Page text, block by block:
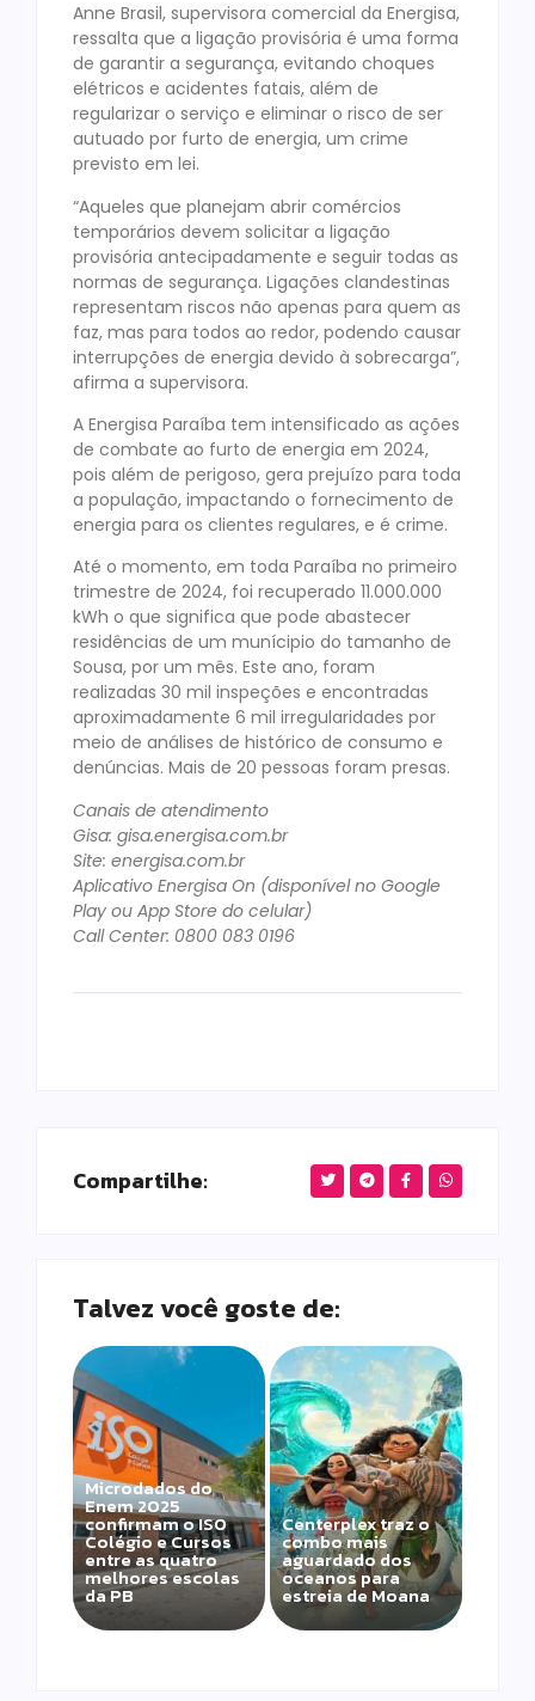
Anne Brasil, supervisora comercial da Energisa,
ressalta que a ligação provisória é uma forma
de garantir a segurança, evitando choques
elétricos e acidentes fatais, além de
regularizar o serviço e eliminar o risco de ser
autuado por furto de energia, um crime
previsto em lei.
“Aqueles que planejam abrir comércios
temporários devem solicitar a ligação
provisória antecipadamente e seguir todas as
normas de segurança. Ligações clandestinas
representam riscos não apenas para quem as
faz, mas para todos ao redor, podendo causar
interrupções de energia devido à sobrecarga”,
afirma a supervisora.
A Energisa Paraíba tem intensificado as ações
de combate ao furto de energia em 2024,
pois além de perigoso, gera prejuízo para toda
a população, impactando o fornecimento de
energia para os clientes regulares, e é crime.
Até o momento, em toda Paraíba no primeiro
trimestre de 2024, foi recuperado 11.000.000
kWh o que significa que pode abastecer
residências de um munícipio do tamanho de
Sousa, por um mês. Este ano, foram
realizadas 30 mil inspeções e encontradas
aproximadamente 6 mil irregularidades por
meio de análises de histórico de consumo e
denúncias. Mais de 20 pessoas foram presas.
Canais de atendimento
Gisa: gisa.energisa.com.br
Site: energisa.com.br
Aplicativo Energisa On (disponível no Google
Play ou App Store do celular)
Call Center: 0800 083 0196
Compartilhe:
Talvez você goste de:
Microdados do
Enem 2025
confirmam o ISO
Colégio e Cursos
entre as quatro
melhores escolas
da PB
Centerplex traz o
combo mais
aguardado dos
oceanos para
estreia de Moana